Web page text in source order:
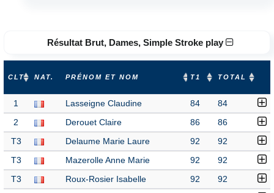
Résultat Brut, Dames, Simple Stroke play
CLT NAT. PRÉNOM ET NOM T1 TOTAL
1 Lasseigne Claudine 84 84
2 Derouet Claire 86 86
T3 Delaume Marie Laure 92 92
T3 Mazerolle Anne Marie 92 92
T3 Roux-Rosier Isabelle 92 92